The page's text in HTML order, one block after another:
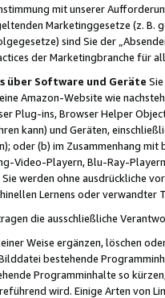
mit unserer
Marketinggesetze (z. B.
sind Sie der
der Marketingbranche für
über Software und Geräte
Amazon-Website wie
Plug-ins, Browser Helper
kann) und Geräten,
oder (b) im Zusammenhang
Video-Playern, Blu-Ray-
werden ohne ausdrückliche
Lernens oder
die ausschließliche
Weise ergänzen, löschen
bestehende
Programminhalte so
wird. Einige Arten von